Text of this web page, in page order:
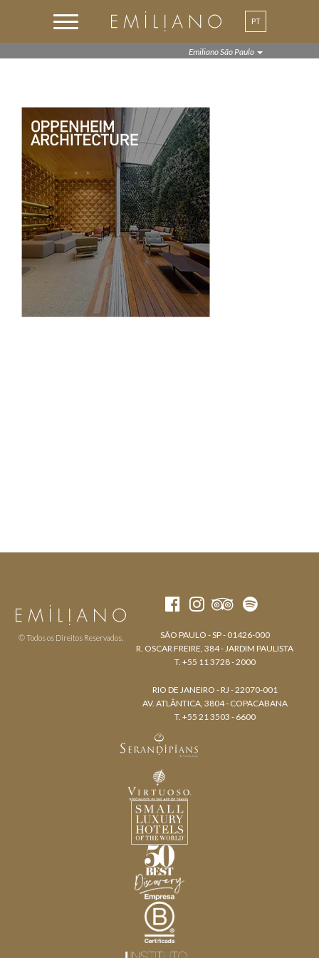
PT
EN
Emiliano São Paulo
© Todos os Direitos Reservados.
SÃO PAULO - SP - 01426-000
R. OSCAR FREIRE, 384 - JARDIM PAULISTA
T. +55 11 3728 - 2000
RIO DE JANEIRO - RJ - 22070-001
AV. ATLÂNTICA, 3804 - COPACABANA
T. +55 21 3503 - 6600